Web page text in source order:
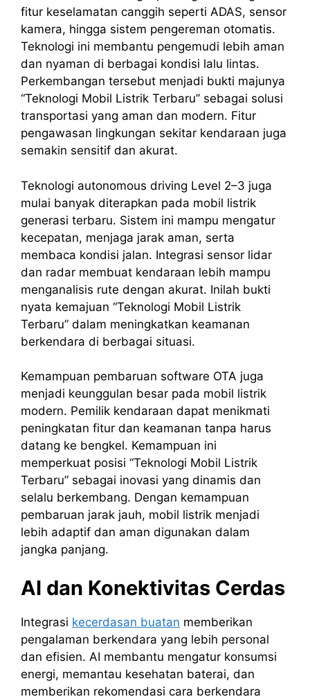
fitur keselamatan canggih seperti ADAS, sensor
kamera, hingga sistem pengereman otomatis.
Teknologi ini membantu pengemudi lebih aman
dan nyaman di berbagai kondisi lalu lintas.
Perkembangan tersebut menjadi bukti majunya
“Teknologi Mobil Listrik Terbaru” sebagai solusi
transportasi yang aman dan modern. Fitur
pengawasan lingkungan sekitar kendaraan juga
semakin sensitif dan akurat.
Teknologi autonomous driving Level 2–3 juga
mulai banyak diterapkan pada mobil listrik
generasi terbaru. Sistem ini mampu mengatur
kecepatan, menjaga jarak aman, serta
membaca kondisi jalan. Integrasi sensor lidar
dan radar membuat kendaraan lebih mampu
menganalisis rute dengan akurat. Inilah bukti
nyata kemajuan “Teknologi Mobil Listrik
Terbaru” dalam meningkatkan keamanan
berkendara di berbagai situasi.
Kemampuan pembaruan software OTA juga
menjadi keunggulan besar pada mobil listrik
modern. Pemilik kendaraan dapat menikmati
peningkatan fitur dan keamanan tanpa harus
datang ke bengkel. Kemampuan ini
memperkuat posisi “Teknologi Mobil Listrik
Terbaru” sebagai inovasi yang dinamis dan
selalu berkembang. Dengan kemampuan
pembaruan jarak jauh, mobil listrik menjadi
lebih adaptif dan aman digunakan dalam
jangka panjang.
AI dan Konektivitas Cerdas
Integrasi kecerdasan buatan memberikan
pengalaman berkendara yang lebih personal
dan efisien. AI membantu mengatur konsumsi
energi, memantau kesehatan baterai, dan
memberikan rekomendasi cara berkendara